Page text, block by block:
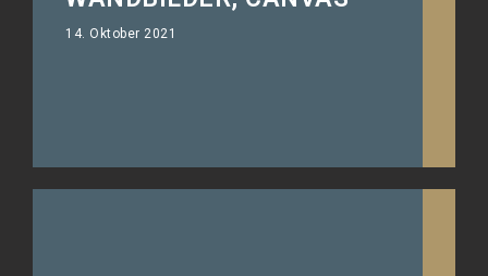
14. Oktober 2021